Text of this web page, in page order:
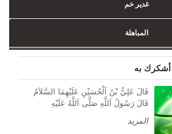
غدير خم
المباهلة
أشكرك به
قَالَ عَلِيُّ بْنُ اَلْحُسَيْنِ عَلَيْهِمَا السَّلاَمُ
قَالَ رَسُولُ اَللَّهِ صَلَّى اَللَّهُ عَلَيْهِ
المزيد